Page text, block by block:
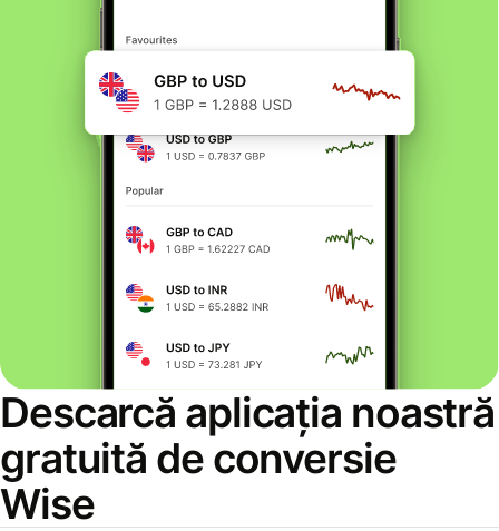
Descarcă aplicația noastră
gratuită de conversie
Wise